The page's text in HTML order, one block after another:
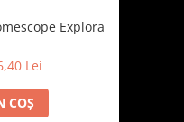
Explora
Lei
COȘ